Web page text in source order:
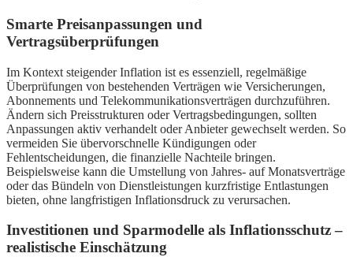
Smarte Preisanpassungen und
Vertragsüberprüfungen
Im Kontext steigender Inflation ist es essenziell, regelmäßige
Überprüfungen von bestehenden Verträgen wie Versicherungen,
Abonnements und Telekommunikationsverträgen durchzuführen.
Ändern sich Preisstrukturen oder Vertragsbedingungen, sollten
Anpassungen aktiv verhandelt oder Anbieter gewechselt werden. So
vermeiden Sie übervorschnelle Kündigungen oder
Fehlentscheidungen, die finanzielle Nachteile bringen.
Beispielsweise kann die Umstellung von Jahres- auf Monatsverträge
oder das Bündeln von Dienstleistungen kurzfristige Entlastungen
bieten, ohne langfristigen Inflationsdruck zu verursachen.
Investitionen und Sparmodelle als Inflationsschutz –
realistische Einschätzung